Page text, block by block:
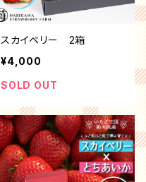
スカイベリー 2箱
¥4,000
SOLD OUT